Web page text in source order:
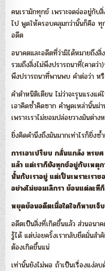
คนเรามักทุกข์ เพราะจดจ่ออยู่กั
ไป พูดให้ครอบคลุมกว่านั้นก็คือ ทุ
อดีต
อนาคตและอดีตที่ว่ามิได้หมายถึง
รวมถึงสิ่งไม่พึงปรารถนาที่(คาดว่
พึงปรารถนาที่พานพบ คำต่อว่า ห
คำตำหนิติเตียน ไม่ว่าจะรุนแรงแค่
เอาคิดซ้ำคิดซาก คำพูดเหล่านั้นผ่
เพราะเราไม่ยอมปล่อยวางมันต่าง
ยิ่งคิดคำนึงถึงมันมากเท่าไรก็ยิ่งซ้
การเอาเปรียบ กลั่นแกล้ง ทรย
แล้ว แต่เราก็ยังทุกข์อยู่กับเหตุ
นั้นกับเราอยู่ แต่เป็นเพราะเรา
อย่างไม่ยอมเลิกรา ย้อนแต่ละที
หยุดย้อนอดีตเมื่อใดใจก็หายเจ็
อดีตเป็นสิ่งที่เกิดขึ้นแล้ว ส่วนอนา
รู้ได้ แต่บ่อยครั้งเรากลับยึดมั่นสำ
ต้องเกิดขึ้นแน่
เท่านั้นยังไม่พอ ถ้าเป็นเรื่องแง่ลบ